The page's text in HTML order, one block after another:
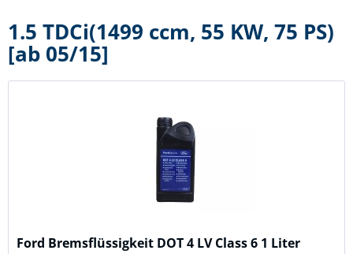
1.5 TDCi(1499 ccm, 55 KW, 75 PS)
[ab 05/15]
Ford Bremsflüssigkeit DOT 4 LV Class 6 1 Liter